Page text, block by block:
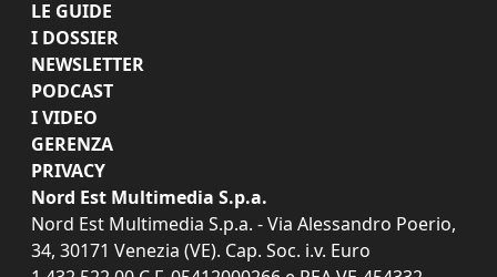
LE GUIDE
I DOSSIER
NEWSLETTER
PODCAST
I VIDEO
GERENZA
PRIVACY
Nord Est Multimedia S.p.a.
Nord Est Multimedia S.p.a. - Via Alessandro Poerio,
34, 30171 Venezia (VE). Cap. Soc. i.v. Euro